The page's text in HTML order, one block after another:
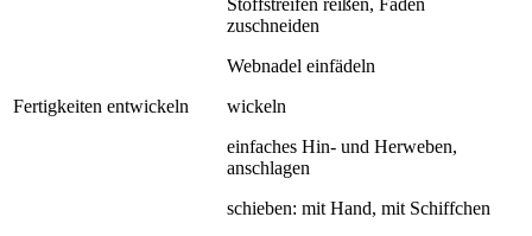
Fertigkeiten entwickeln
zuschneiden
Webnadel einfädeln
wickeln
einfaches Hin- und Herweben,
anschlagen
schieben: mit Hand, mit Schiffchen